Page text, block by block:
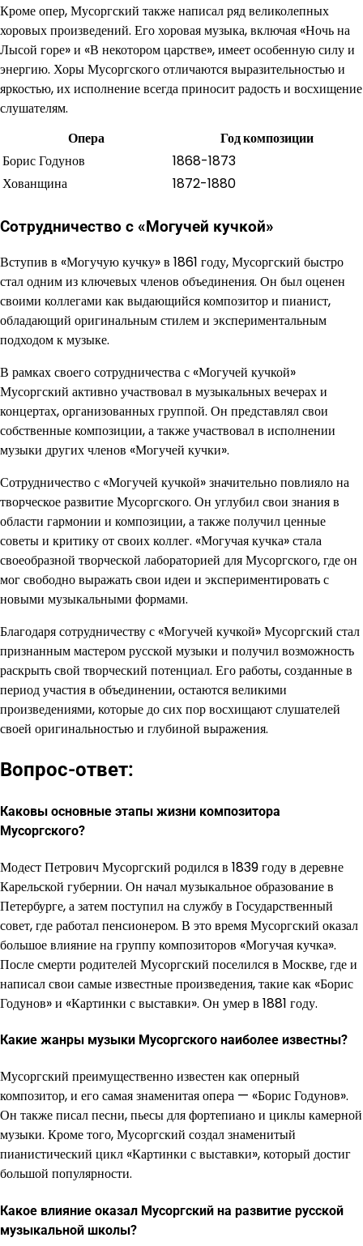
Кроме опер, Мусоргский также написал ряд великолепных
хоровых произведений. Его хоровая музыка, включая «Ночь на
Лысой горе» и «В некотором царстве», имеет особенную силу и
энергию. Хоры Мусоргского отличаются выразительностью и
яркостью, их исполнение всегда приносит радость и восхищение
слушателям.
Опера
Год композиции
Борис Годунов
1868-1873
Хованщина
1872-1880
Сотрудничество с «Могучей кучкой»
Вступив в «Могучую кучку» в 1861 году, Мусоргский быстро
стал одним из ключевых членов объединения. Он был оценен
своими коллегами как выдающийся композитор и пианист,
обладающий оригинальным стилем и экспериментальным
подходом к музыке.
В рамках своего сотрудничества с «Могучей кучкой»
Мусоргский активно участвовал в музыкальных вечерах и
концертах, организованных группой. Он представлял свои
собственные композиции, а также участвовал в исполнении
музыки других членов «Могучей кучки».
Сотрудничество с «Могучей кучкой» значительно повлияло на
творческое развитие Мусоргского. Он углубил свои знания в
области гармонии и композиции, а также получил ценные
советы и критику от своих коллег. «Могучая кучка» стала
своеобразной творческой лабораторией для Мусоргского, где он
мог свободно выражать свои идеи и экспериментировать с
новыми музыкальными формами.
Благодаря сотрудничеству с «Могучей кучкой» Мусоргский стал
признанным мастером русской музыки и получил возможность
раскрыть свой творческий потенциал. Его работы, созданные в
период участия в объединении, остаются великими
произведениями, которые до сих пор восхищают слушателей
своей оригинальностью и глубиной выражения.
Вопрос-ответ:
Каковы основные этапы жизни композитора
Мусоргского?
Модест Петрович Мусоргский родился в 1839 году в деревне
Карельской губернии. Он начал музыкальное образование в
Петербурге, а затем поступил на службу в Государственный
совет, где работал пенсионером. В это время Мусоргский оказал
большое влияние на группу композиторов «Могучая кучка».
После смерти родителей Мусоргский поселился в Москве, где и
написал свои самые известные произведения, такие как «Борис
Годунов» и «Картинки с выставки». Он умер в 1881 году.
Какие жанры музыки Мусоргского наиболее известны?
Мусоргский преимущественно известен как оперный
композитор, и его самая знаменитая опера — «Борис Годунов».
Он также писал песни, пьесы для фортепиано и циклы камерной
музыки. Кроме того, Мусоргский создал знаменитый
пианистический цикл «Картинки с выставки», который достиг
большой популярности.
Какое влияние оказал Мусоргский на развитие русской
музыкальной школы?